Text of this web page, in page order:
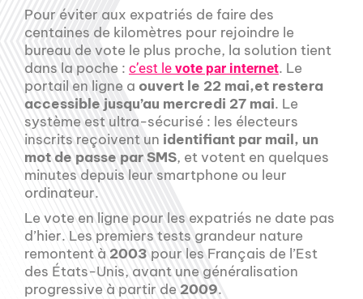
Pour éviter aux expatriés de faire des
centaines de kilomètres pour rejoindre le
bureau de vote le plus proche, la solution tient
dans la poche : c’est le vote par internet. Le
portail en ligne a ouvert le 22 mai,et restera
accessible jusqu’au mercredi 27 mai. Le
système est ultra-sécurisé : les électeurs
inscrits reçoivent un identifiant par mail, un
mot de passe par SMS, et votent en quelques
minutes depuis leur smartphone ou leur
ordinateur.
Le vote en ligne pour les expatriés ne date pas
d’hier. Les premiers tests grandeur nature
remontent à 2003 pour les Français de l’Est
des États-Unis, avant une généralisation
progressive à partir de 2009.